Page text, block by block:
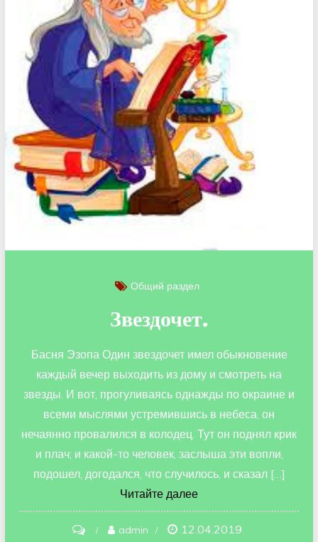
Общий раздел
Звездочет.
Басня Эзопа Один звездочет имел обыкновение
каждый вечер выходить из дому и смотреть на
звезды. И вот, прогуливаясь однажды по окраине и
всеми мыслями устремившись в небеса, он
нечаянно провалился в колодец. Тут он поднял крик
и плач; и какой-то человек, заслыша эти вопли,
подошел, догодался, что случилось, и сказал […]
Читайте далее
on
admin 12.04.2019